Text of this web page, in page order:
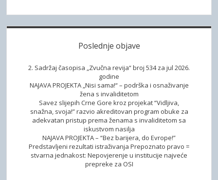
a
i
a
m
a
i
e
-
u
s
o
p
i
s
„
Z
v
u
č
n
a
r
a g
a
Poslednje objave
2. Sadržaj časopisa „Zvučna revija“ broj 534 za jul 2026.
godine
NAJAVA PROJEKTA „Nisi sama!“ – podrška i osnaživanje
žena s invaliditetom
Savez slijepih Crne Gore kroz projekat “Vidljiva,
snažna, svoja!” razvio akreditovan program obuke za
adekvatan pristup prema ženama s invaliditetom sa
iskustvom nasilja
NAJAVA PROJEKTA – “Bez barijera, do Evrope!”
Predstavljeni rezultati istraživanja Prepoznato pravo =
stvarna jednakost: Nepovjerenje u institucije najveće
prepreke za OSI